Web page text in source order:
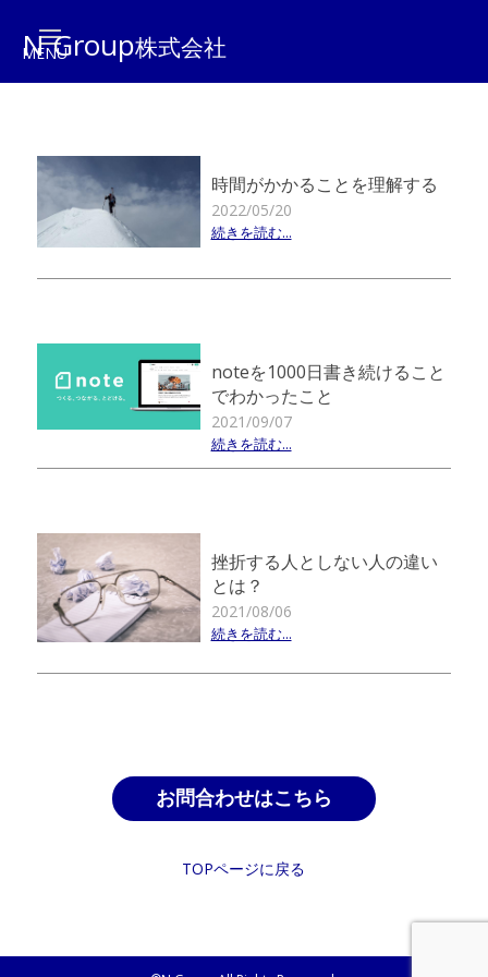
N Group株式会社
時間がかかることを理解する
2022/05/20
続きを読む...
noteを1000日書き続けること
でわかったこと
2021/09/07
続きを読む...
挫折する人としない人の違い
とは？
2021/08/06
続きを読む...
お問合わせはこちら
TOPページに戻る